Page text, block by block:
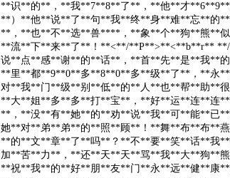
**识**的**，**我**7**8**了**，**他**才
**）**他**说**了**句**我**终**身**难**忘**的
**，**也**不**选**兽****，**象**个**狗**熊**
**流**下**来**了**！**<**/**P**>**<**b**r**
说**点**感**谢**的**话**，**首**先**是**我**
**里**都**9**0**多**8**0**多**级**了**，**永
对**我**门**级**别**低**的**人**也**帮**助**
**大**姐**多**多**打**宝**，**好**运**连**连
**，**没**有**她**的**劝**说**我**可**能**已
她**对**弟**弟**的**照**顾**！**舞**布**布**
**的**文**章**了**吗**？**不**要**笑**话**我
加**苦**力**，**还**天**天**骂**我**大**狗**
**祝**我**的**好**朋**友**门**永**远**健**康